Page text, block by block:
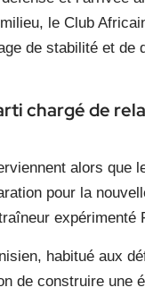
le Club
de stabilité et de
chargé de
alors que
pour la
expérimenté
habitué aux
de construire une